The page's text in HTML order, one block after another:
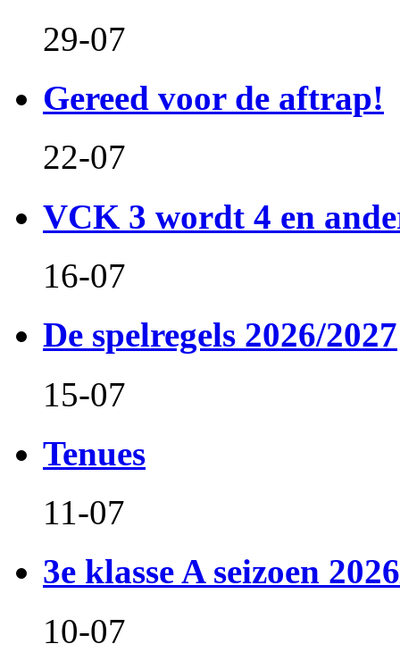
29-07
Gereed voor de aftrap!
22-07
VCK 3 wordt 4 en
16-07
De spelregels 2026/2027
15-07
Tenues
11-07
3e klasse A seizoen
10-07